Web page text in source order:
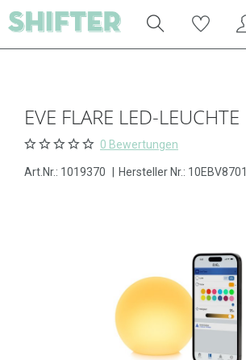
EVE FLARE LED-LEUCHTE
0 Bewertungen
Art.Nr.: 1019370 Hersteller Nr.: 10EBV8701